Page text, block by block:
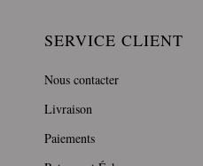
SERVICE CLIENT
Nous contacter
Livraison
Paiements